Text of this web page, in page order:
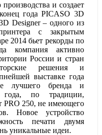
и создает
года PICASO 3D
Designer – одного из
с закрытым
2014 бьет рекорды по
компания активно
России и стран
решения и
выставке года
лучшего бренда и
по традиции,
PRO 250, не имеющего
Новое устройство
печати двумя
уникальные идеи.